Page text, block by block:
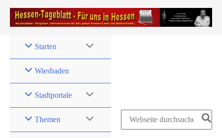
Zum
Inhalt
Starten
Wiesbaden
Stadtportale
Themen Search